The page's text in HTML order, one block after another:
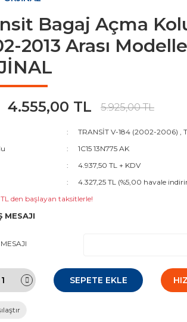
Bagaj Açma
2013 Arası
4.555,00 TL 5.925,00 TL
TRANSİT V-184 (2002-2006) ,
1C15 13N775 AK
4.937,50 TL + KDV
4.327,25 TL (%5,00 havale
den başlayan taksitlerle!
MESAJI
SEPETE EKLE